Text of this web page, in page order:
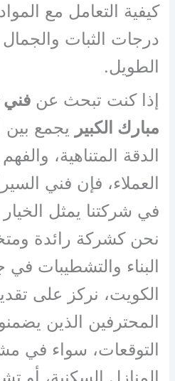
كيفية التعامل مع
درجات الثبات
الطويل.
إذا كنت تبحث عن
مبارك الكبير يجمع بين
الدقة المتناهية،
العملاء، فإن فني
في شركتنا يمثل الخيار
نحن كشركة رائدة
البناء والتشطيبات في
الكويت، نركز على
المحترفين الذين
التوقعات، سواء في
المنازل السكنية، أو